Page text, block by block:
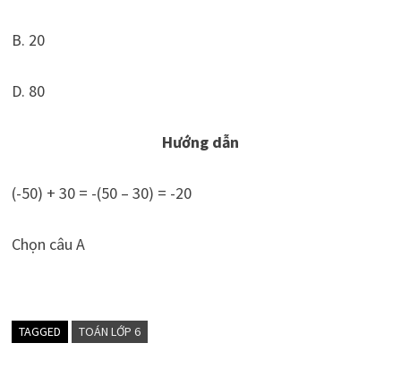
B. 20
D. 80
Hướng dẫn
(-50) + 30 = -(50 – 30) = -20
Chọn câu A
TAGGED TOÁN LỚP 6